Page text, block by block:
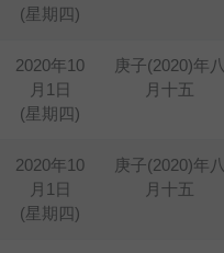
(星期四)
2020年10
月1日
(星期四)
庚子(2020)年八
月十五
2020年10
月1日
(星期四)
庚子(2020)年八
月十五